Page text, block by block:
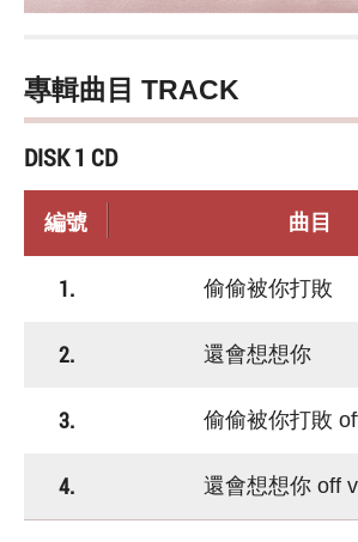
專輯曲目 TRACK
DISK 1 CD
編號 曲目
1. 偷偷被你打敗
2. 還會想想你
3. 偷偷被你打敗 off
4. 還會想想你 off